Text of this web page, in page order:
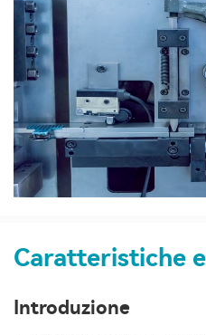
Caratteristiche
Introduzione